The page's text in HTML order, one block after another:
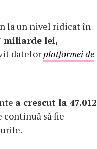
la un nivel ridicat în
miliarde lei,
datelor platformei de
a crescut la 47.012
să fie